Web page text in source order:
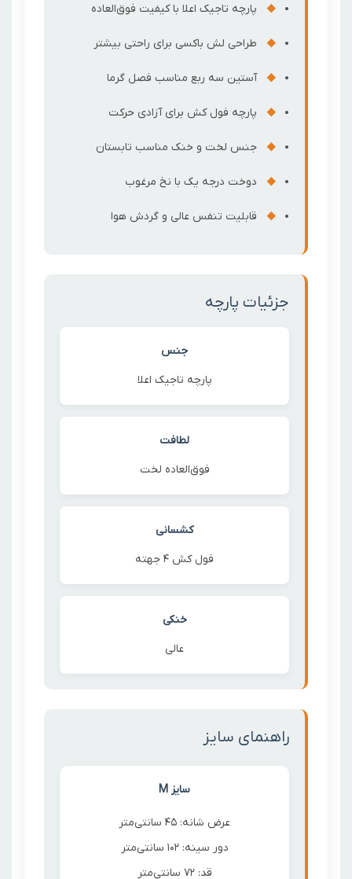
پارچه تاجیک اعلا با کیفیت فوق‌العاده
طراحی لش باکسی برای راحتی بیشتر
آستین سه ربع مناسب فصل گرما
پارچه فول کش برای آزادی حرکت
جنس لخت و خنک مناسب تابستان
دوخت درجه یک با نخ مرغوب
قابلیت تنفس عالی و گردش هوا
جزئیات پارچه
جنس
پارچه تاجیک اعلا
لطافت
فوق‌العاده لخت
کشسانی
فول کش 4 جهته
خنکی
عالی
راهنمای سایز
سایز M
عرض شانه: 45 سانتی‌متر
دور سینه: 102 سانتی‌متر
قد: 72 سانتی‌متر